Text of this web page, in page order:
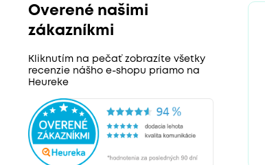
Overené našimi
zákazníkmi
Kliknutím na pečať zobrazíte všetky
recenzie nášho e-shopu priamo na
Heureke